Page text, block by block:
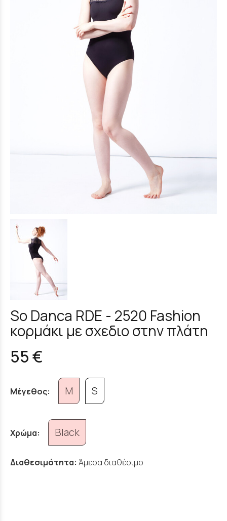
So Danca RDE - 2520 Fashion
κορμάκι με σχεδιο στην πλάτη
55 €
Μέγεθος: M S
Χρώμα: Black
Διαθεσιμότητα: Άμεσα διαθέσιμο